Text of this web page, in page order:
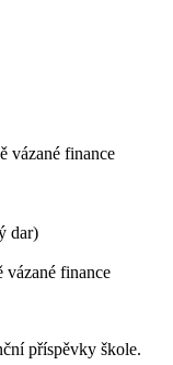
vázané finance
dar)
finance
příspěvky škole.